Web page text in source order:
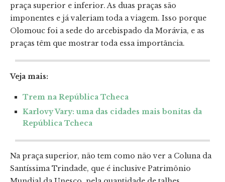
praça superior e inferior. As duas praças são
imponentes e já valeriam toda a viagem. Isso porque
Olomouc foi a sede do arcebispado da Morávia, e as
praças têm que mostrar toda essa importância.
Veja mais:
Trem na República Tcheca
Karlovy Vary: uma das cidades mais bonitas da
República Tcheca
Na praça superior, não tem como não ver a Coluna da
Santíssima Trindade, que é inclusive Patrimônio